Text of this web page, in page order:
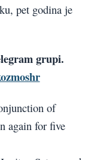
pet godina je
grupi.
of
again for five